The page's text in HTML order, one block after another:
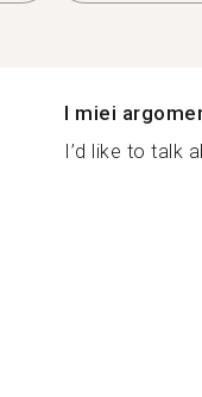
I miei
I’d like to talk